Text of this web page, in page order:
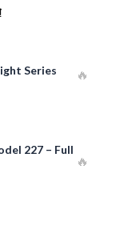
là:
14.000.000 ₫.
Series 🔥
227 – Full
🔥